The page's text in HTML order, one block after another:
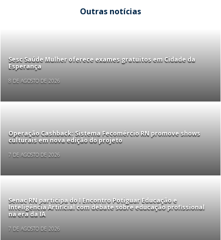
Outras notícias
Sesc Saúde Mulher oferece exames gratuitos em Cidade da
Esperança
8 DE AGOSTO DE 2026
Operação Cashback: Sistema Fecomércio RN promove shows
culturais em nova edição do projeto
7 DE AGOSTO DE 2026
Senac RN participa do I Encontro Potiguar Educação e
Inteligência Artificial com debate sobre educação profissional
na era da IA
7 DE AGOSTO DE 2026